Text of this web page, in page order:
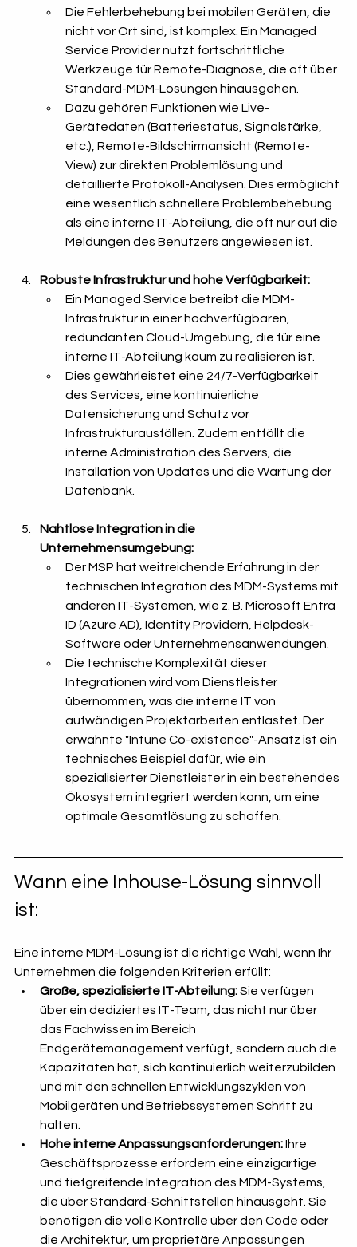
Die Fehlerbehebung bei mobilen Geräten, die
nicht vor Ort sind, ist komplex. Ein Managed
Service Provider nutzt fortschrittliche
Werkzeuge für Remote-Diagnose, die oft über
Standard-MDM-Lösungen hinausgehen.
Dazu gehören Funktionen wie Live-
Gerätedaten (Batteriestatus, Signalstärke,
etc.), Remote-Bildschirmansicht (Remote-
View) zur direkten Problemlösung und
detaillierte Protokoll-Analysen. Dies ermöglicht
eine wesentlich schnellere Problembehebung
als eine interne IT-Abteilung, die oft nur auf die
Meldungen des Benutzers angewiesen ist.
Robuste Infrastruktur und hohe Verfügbarkeit:
Ein Managed Service betreibt die MDM-
Infrastruktur in einer hochverfügbaren,
redundanten Cloud-Umgebung, die für eine
interne IT-Abteilung kaum zu realisieren ist.
Dies gewährleistet eine 24/7-Verfügbarkeit
des Services, eine kontinuierliche
Datensicherung und Schutz vor
Infrastrukturausfällen. Zudem entfällt die
interne Administration des Servers, die
Installation von Updates und die Wartung der
Datenbank.
Nahtlose Integration in die
Unternehmensumgebung:
Der MSP hat weitreichende Erfahrung in der
technischen Integration des MDM-Systems mit
anderen IT-Systemen, wie z. B. Microsoft Entra
ID (Azure AD), Identity Providern, Helpdesk-
Software oder Unternehmensanwendungen.
Die technische Komplexität dieser
Integrationen wird vom Dienstleister
übernommen, was die interne IT von
aufwändigen Projektarbeiten entlastet. Der
erwähnte "Intune Co-existence"-Ansatz ist ein
technisches Beispiel dafür, wie ein
spezialisierter Dienstleister in ein bestehendes
Ökosystem integriert werden kann, um eine
optimale Gesamtlösung zu schaffen.
Wann eine Inhouse-Lösung sinnvoll
ist:
Eine interne MDM-Lösung ist die richtige Wahl, wenn Ihr
Unternehmen die folgenden Kriterien erfüllt:
Große, spezialisierte IT-Abteilung: Sie verfügen
über ein dediziertes IT-Team, das nicht nur über
das Fachwissen im Bereich
Endgerätemanagement verfügt, sondern auch die
Kapazitäten hat, sich kontinuierlich weiterzubilden
und mit den schnellen Entwicklungszyklen von
Mobilgeräten und Betriebssystemen Schritt zu
halten.
Hohe interne Anpassungsanforderungen: Ihre
Geschäftsprozesse erfordern eine einzigartige
und tiefgreifende Integration des MDM-Systems,
die über Standard-Schnittstellen hinausgeht. Sie
benötigen die volle Kontrolle über den Code oder
die Architektur, um proprietäre Anpassungen